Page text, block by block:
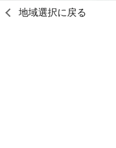
地域選択に戻る